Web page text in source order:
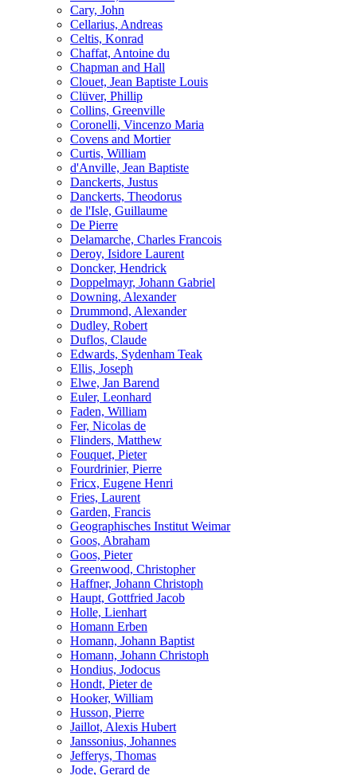
Cary, John
Cellarius, Andreas
Celtis, Konrad
Chaffat, Antoine du
Chapman and Hall
Clouet, Jean Baptiste Louis
Clüver, Phillip
Collins, Greenville
Coronelli, Vincenzo Maria
Covens and Mortier
Curtis, William
d'Anville, Jean Baptiste
Danckerts, Justus
Danckerts, Theodorus
de l'Isle, Guillaume
De Pierre
Delamarche, Charles Francois
Deroy, Isidore Laurent
Doncker, Hendrick
Doppelmayr, Johann Gabriel
Downing, Alexander
Drummond, Alexander
Dudley, Robert
Duflos, Claude
Edwards, Sydenham Teak
Ellis, Joseph
Elwe, Jan Barend
Euler, Leonhard
Faden, William
Fer, Nicolas de
Flinders, Matthew
Fouquet, Pieter
Fourdrinier, Pierre
Fricx, Eugene Henri
Fries, Laurent
Garden, Francis
Geographisches Institut Weimar
Goos, Abraham
Goos, Pieter
Greenwood, Christopher
Haffner, Johann Christoph
Haupt, Gottfried Jacob
Holle, Lienhart
Homann Erben
Homann, Johann Baptist
Homann, Johann Christoph
Hondius, Jodocus
Hondt, Pieter de
Hooker, William
Husson, Pierre
Jaillot, Alexis Hubert
Janssonius, Johannes
Jefferys, Thomas
Jode, Gerard de